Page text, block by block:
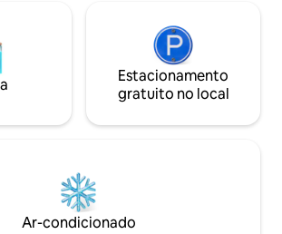
30.000 won
➡️ Piscina
custo adicional de
e localizado no sopé da
⭐ Comodidades
/ Purificador de água
Estacionamento
gratuito no local
Ar-condicionado